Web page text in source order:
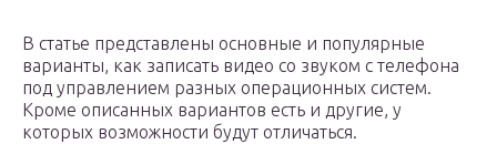
В статье представлены основные и популярные
варианты, как записать видео со звуком с телефона
под управлением разных операционных систем.
Кроме описанных вариантов есть и другие, у
которых возможности будут отличаться.